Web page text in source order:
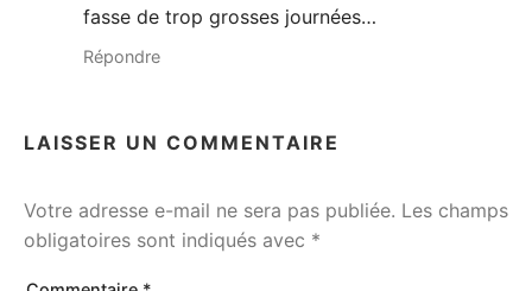
fasse de trop grosses journées…
Répondre
LAISSER UN COMMENTAIRE
Votre adresse e-mail ne sera pas publiée. Les champs
obligatoires sont indiqués avec *